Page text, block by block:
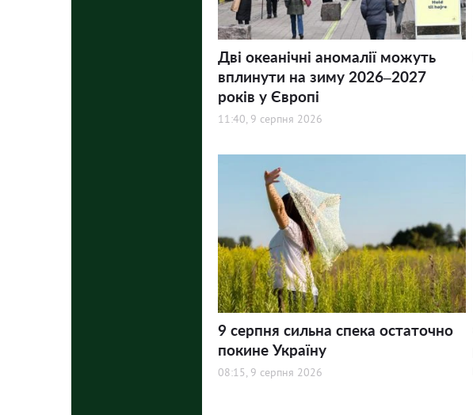
Дві океанічні аномалії можуть
вплинути на зиму 2026–2027
років у Європі
11:40, 9 серпня 2026
9 серпня сильна спека остаточно
покине Україну
08:15, 9 серпня 2026